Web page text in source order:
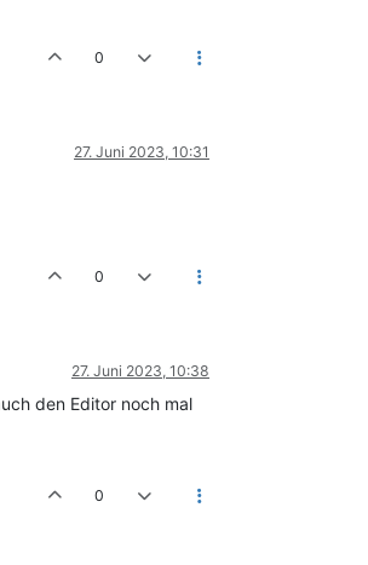
0
27. Juni 2023, 10:31
0
27. Juni 2023, 10:38
den Editor noch mal
0